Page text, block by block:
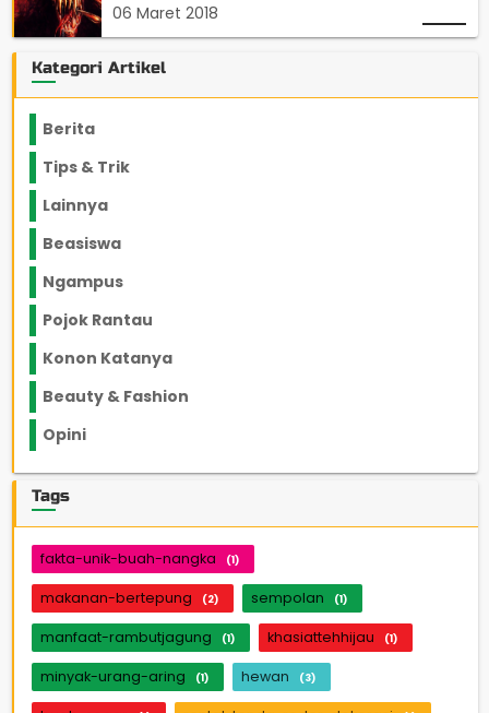
06 Maret 2018
Kategori Artikel
Berita
Tips & Trik
Lainnya
Beasiswa
Ngampus
Pojok Rantau
Konon Katanya
Beauty & Fashion
Opini
Tags
fakta-unik-buah-nangka (1)
makanan-bertepung (2) sempolan (1)
manfaat-rambutjagung (1) khasiattehhijau (1)
minyak-urang-aring (1) hewan (3)